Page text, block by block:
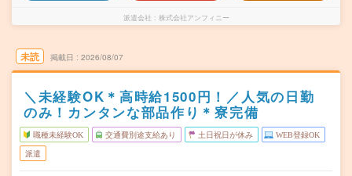
派遣会社 株式会社アンフィニー
未読 掲載日 2026/08/07
＼未経験OK＊高時給1500円！／人気の日勤
のみ！カンタンな部品作り＊寮完備
職種未経験OK 交通費別途支給あり 土日祝日が休み WEB登録OK
派遣